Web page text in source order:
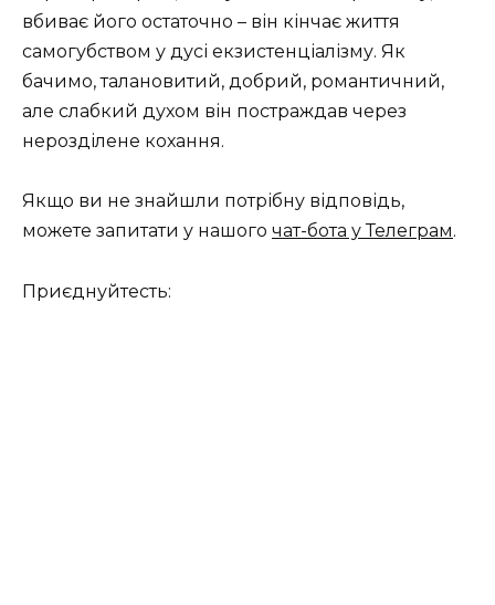
вбиває його остаточно – він кінчає життя
самогубством у дусі екзистенціалізму. Як
бачимо, талановитий, добрий, романтичний,
але слабкий духом він постраждав через
нерозділене кохання.
Якщо ви не знайшли потрібну відповідь,
можете запитати у нашого чат-бота у Телеграм.
Приєднуйтесть: